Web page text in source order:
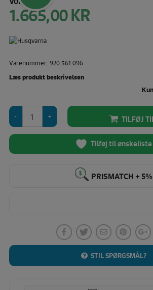
Den
oprindelige
var:
1.850,00 KR.
1.665,00KR
Den
aktuelle
er:
1.665,00 KR.
Varenummer: 920 561 096
Læs produkt beskrivelsen
Husqvarna
Multifunktionel
Fodpedal
Epic
TILFØJ
Tilføj til ønskeliste
PRISMATCH + 5%
STIL SPØRGSMÅL?